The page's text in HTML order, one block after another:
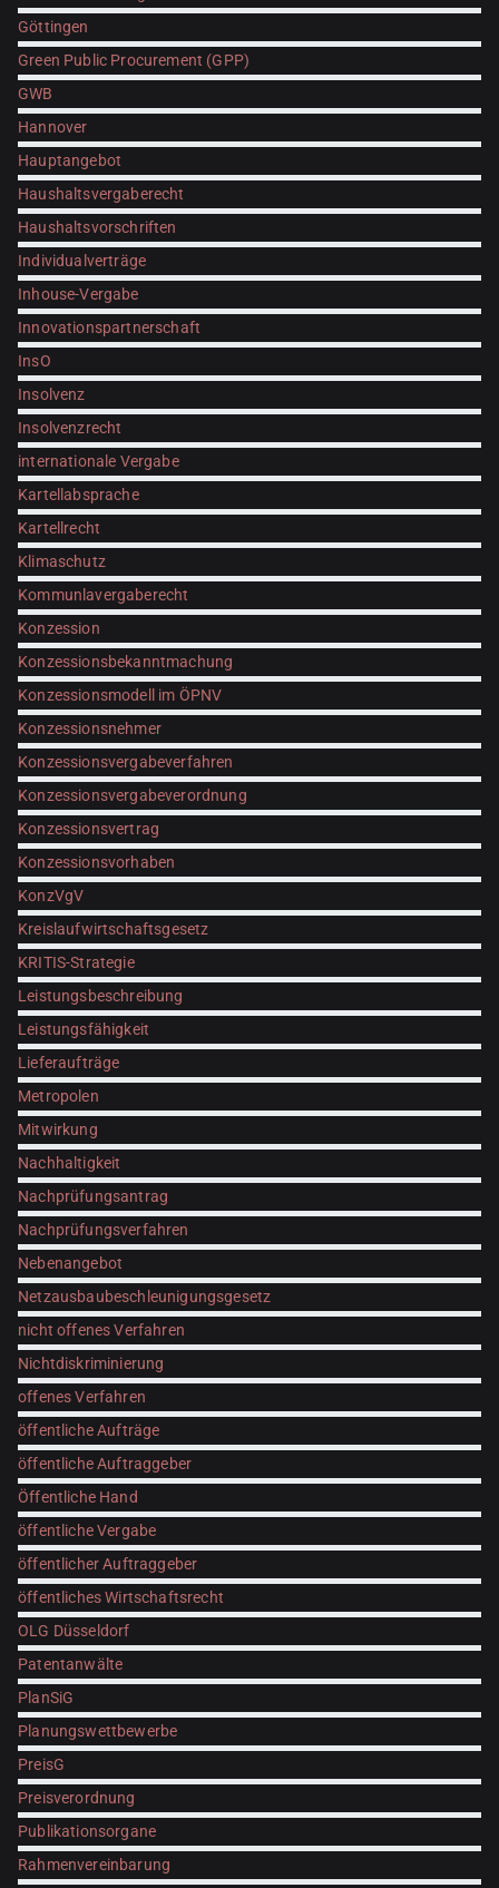
Göttingen
Green Public Procurement (GPP)
GWB
Hannover
Hauptangebot
Haushaltsvergaberecht
Haushaltsvorschriften
Individualverträge
Inhouse-Vergabe
Innovationspartnerschaft
InsO
Insolvenz
Insolvenzrecht
internationale Vergabe
Kartellabsprache
Kartellrecht
Klimaschutz
Kommunlavergaberecht
Konzession
Konzessionsbekanntmachung
Konzessionsmodell im ÖPNV
Konzessionsnehmer
Konzessionsvergabeverfahren
Konzessionsvergabeverordnung
Konzessionsvertrag
Konzessionsvorhaben
KonzVgV
Kreislaufwirtschaftsgesetz
KRITIS-Strategie
Leistungsbeschreibung
Leistungsfähigkeit
Lieferaufträge
Metropolen
Mitwirkung
Nachhaltigkeit
Nachprüfungsantrag
Nachprüfungsverfahren
Nebenangebot
Netzausbaubeschleunigungsgesetz
nicht offenes Verfahren
Nichtdiskriminierung
offenes Verfahren
öffentliche Aufträge
öffentliche Auftraggeber
Öffentliche Hand
öffentliche Vergabe
öffentlicher Auftraggeber
öffentliches Wirtschaftsrecht
OLG Düsseldorf
Patentanwälte
PlanSiG
Planungswettbewerbe
PreisG
Preisverordnung
Publikationsorgane
Rahmenvereinbarung